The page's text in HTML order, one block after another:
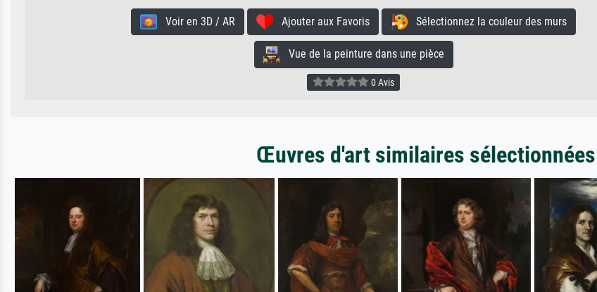
Voir en 3D / AR Ajouter aux Favoris Sélectionnez la couleur des murs
Vue de la peinture dans une pièce
0 Avis
Œuvres d'art similaires